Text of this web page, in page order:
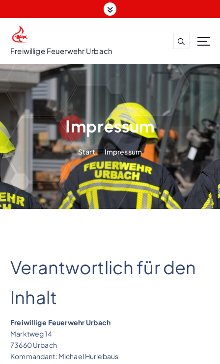
u
a
l
t
r
n
g
n
Freiwillige Feuerwehr Urbach
Impressum
Start Impressum
Verantwortlich für den
Inhalt
Freiwillige Feuerwehr Urbach
Marktweg 14
73660 Urbach
Kommandant: Michael Hurlebaus